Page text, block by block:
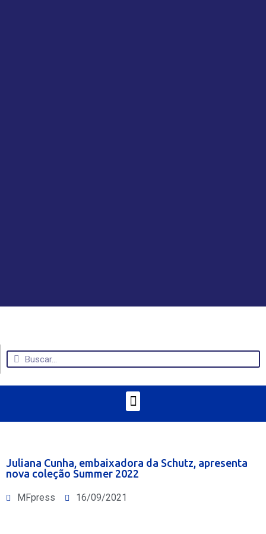
Juliana Cunha, embaixadora da Schutz, apresenta
nova coleção Summer 2022
MFpress 16/09/2021